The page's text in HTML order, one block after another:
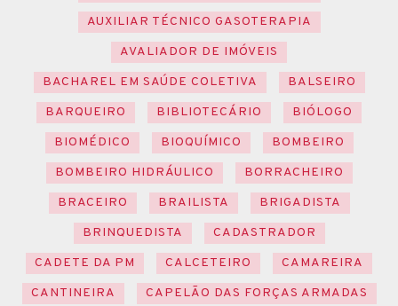
AUXILIAR TÉCNICO GASOTERAPIA
AVALIADOR DE IMÓVEIS
BACHAREL EM SAÚDE COLETIVA
BALSEIRO
BARQUEIRO
BIBLIOTECÁRIO
BIÓLOGO
BIOMÉDICO
BIOQUÍMICO
BOMBEIRO
BOMBEIRO HIDRÁULICO
BORRACHEIRO
BRACEIRO
BRAILISTA
BRIGADISTA
BRINQUEDISTA
CADASTRADOR
CADETE DA PM
CALCETEIRO
CAMAREIRA
CANTINEIRA
CAPELÃO DAS FORÇAS ARMADAS